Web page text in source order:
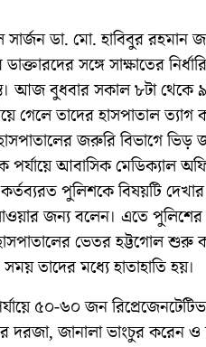
সার্জন ডা. মো. হাবিবুর রহমান
ডাক্তারদের সঙ্গে সাক্ষাতের
আজ বুধবার সকাল ৮টা থেকে
গেলে তাদের হাসপাতাল
জরুরি বিভাগে ভিড়
পর্যায়ে আবাসিক মেডিক্যাল
পুলিশকে বিষয়টি
জন্য বলেন। এতে পুলিশের
ভেতর হট্টগোল শুরু
তাদের মধ্যে হাতাহাতি হয়।
৫০-৬০ জন
দরজা, জানালা ভাংচুর করেন